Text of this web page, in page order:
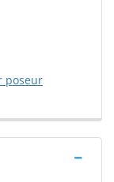
poseur